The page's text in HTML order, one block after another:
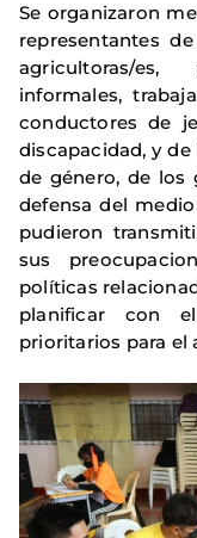
Se organizaron
representantes
agricultoras/
informales,
conductores de
discapacidad, y
de género, de los
defensa del
pudieron
sus
políticas
planificar con
prioritarios para el